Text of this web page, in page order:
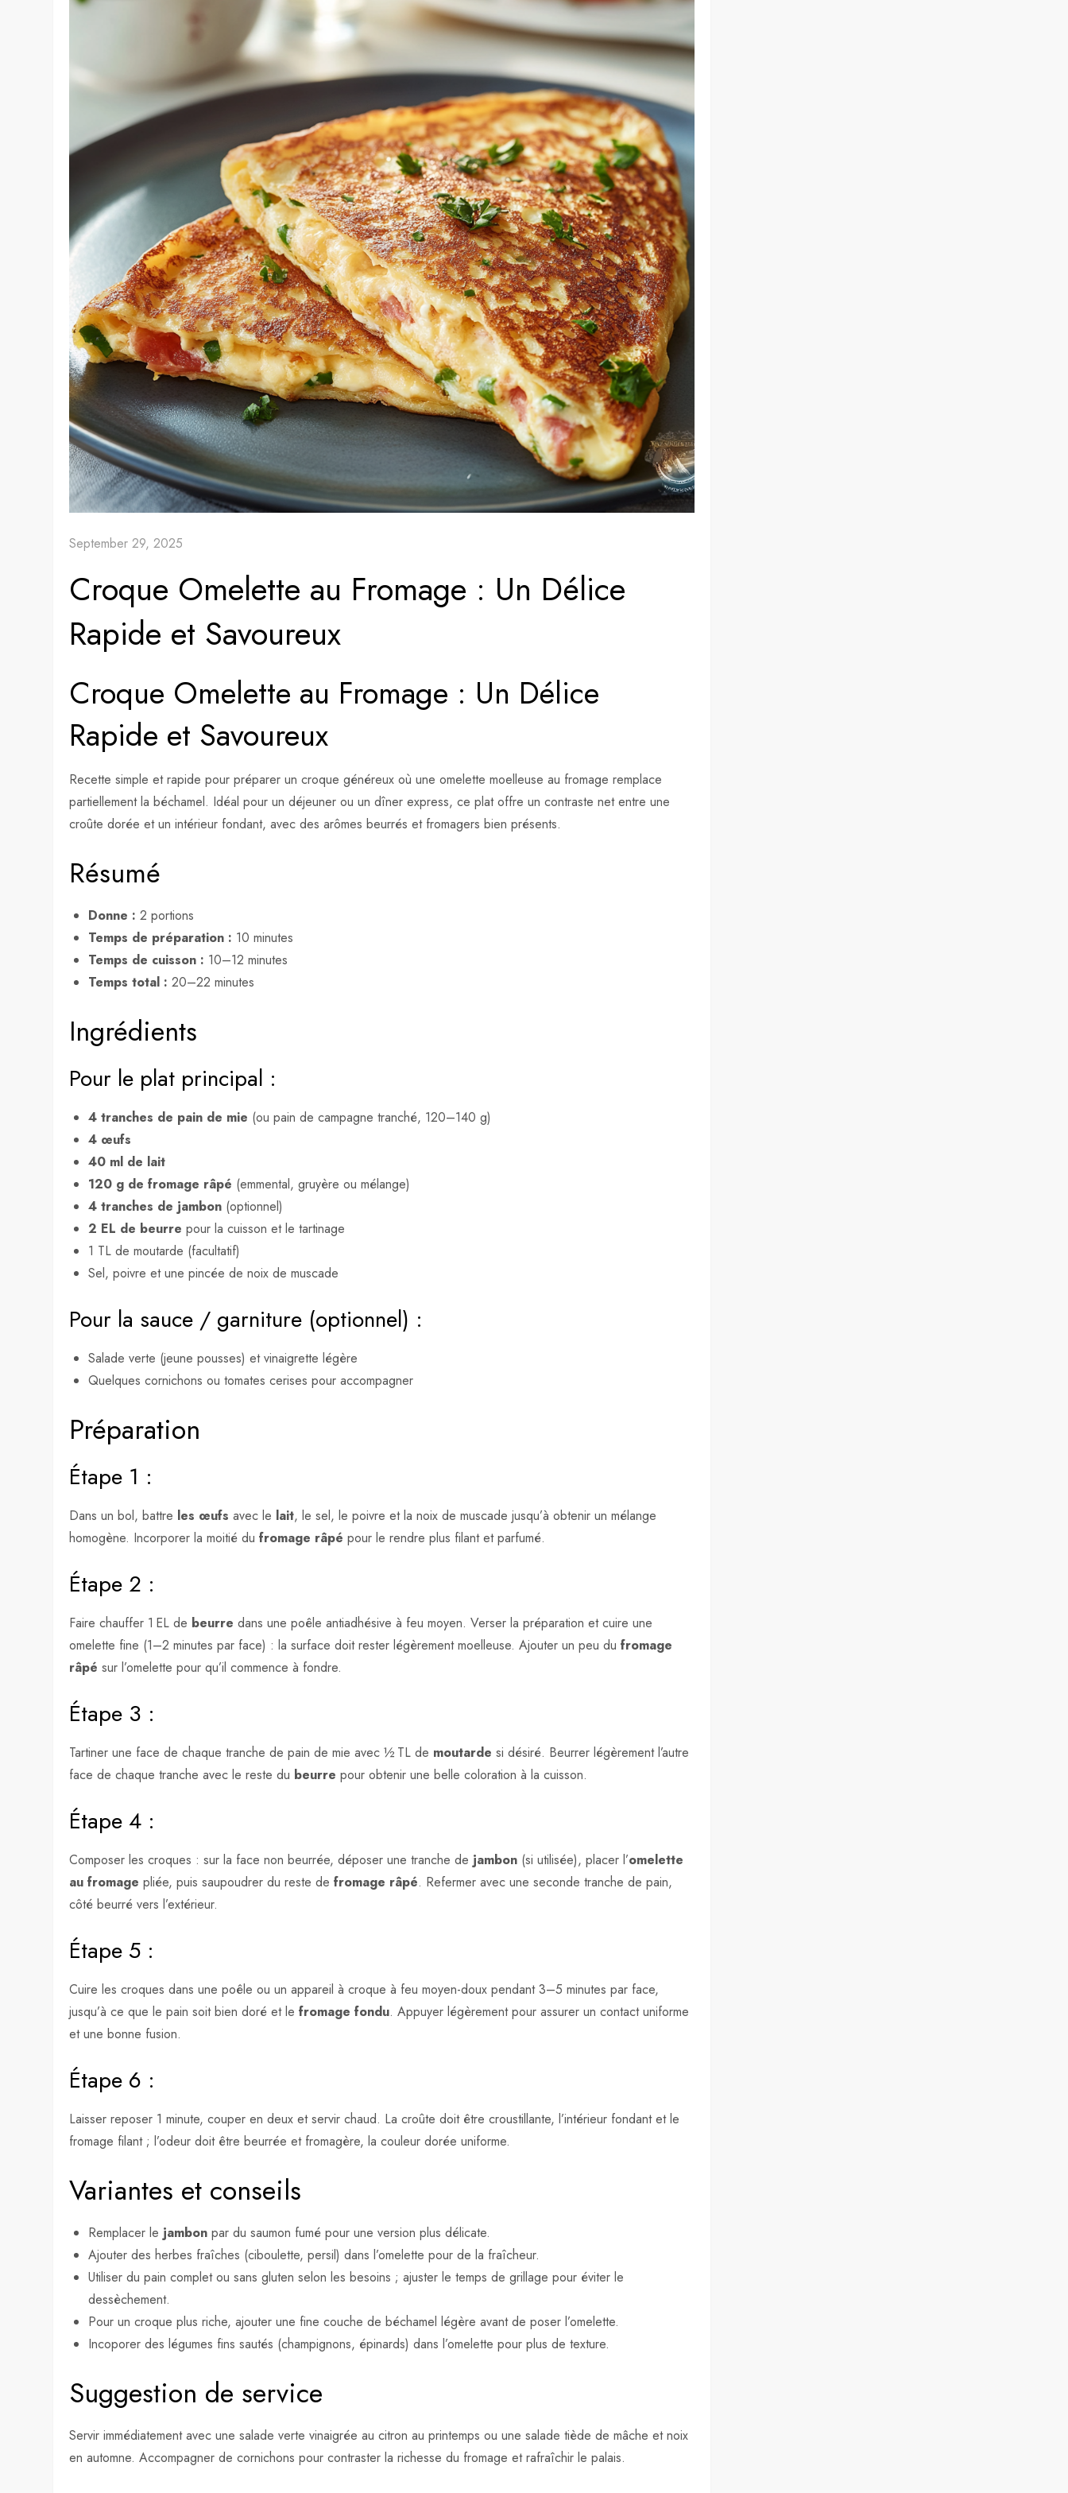
September 29, 2025
Croque Omelette au Fromage : Un Délice
Rapide et Savoureux
Croque Omelette au Fromage : Un Délice
Rapide et Savoureux
Recette simple et rapide pour préparer un croque généreux où une omelette moelleuse au fromage remplace
partiellement la béchamel. Idéal pour un déjeuner ou un dîner express, ce plat offre un contraste net entre une
croûte dorée et un intérieur fondant, avec des arômes beurrés et fromagers bien présents.
Résumé
Donne : 2 portions
Temps de préparation : 10 minutes
Temps de cuisson : 10–12 minutes
Temps total : 20–22 minutes
Ingrédients
Pour le plat principal :
4 tranches de pain de mie (ou pain de campagne tranché, 120–140 g)
4 œufs
40 ml de lait
120 g de fromage râpé (emmental, gruyère ou mélange)
4 tranches de jambon (optionnel)
2 EL de beurre pour la cuisson et le tartinage
1 TL de moutarde (facultatif)
Sel, poivre et une pincée de noix de muscade
Pour la sauce / garniture (optionnel) :
Salade verte (jeune pousses) et vinaigrette légère
Quelques cornichons ou tomates cerises pour accompagner
Préparation
Étape 1 :
Dans un bol, battre les œufs avec le lait, le sel, le poivre et la noix de muscade jusqu’à obtenir un mélange
homogène. Incorporer la moitié dufromage râpé pour le rendre plus filant et parfumé.
Étape 2 :
Faire chauffer 1 EL de beurre dans une poêle antiadhésive à feu moyen. Verser la préparation et cuire une
omelette fine (1–2 minutes par face) : la surface doit rester légèrement moelleuse. Ajouter un peu dufromage
râpé sur l’omelette pour qu’il commence à fondre.
Étape 3 :
Tartiner une face de chaque tranche de pain de mie avec ½ TL de moutarde si désiré. Beurrer légèrement l’autre
face de chaque tranche avec le reste du beurre pour obtenir une belle coloration à la cuisson.
Étape 4 :
Composer les croques : sur la face non beurrée, déposer une tranche de jambon (si utilisée), placer l’omelette
au fromage pliée, puis saupoudrer du reste defromage râpé. Refermer avec une seconde tranche de pain,
côté beurré vers l’extérieur.
Étape 5 :
Cuire les croques dans une poêle ou un appareil à croque à feu moyen-doux pendant 3–5 minutes par face,
jusqu’à ce que le pain soit bien doré et lefromage fondu. Appuyer légèrement pour assurer un contact uniforme
et une bonne fusion.
Étape 6 :
Laisser reposer 1 minute, couper en deux et servir chaud. La croûte doit être croustillante, l’intérieur fondant et le
fromage filant ; l’odeur doit être beurrée et fromagère, la couleur dorée uniforme.
Variantes et conseils
Remplacer le jambon par du saumon fumé pour une version plus délicate.
Ajouter des herbes fraîches (ciboulette, persil) dans l’omelette pour de la fraîcheur.
Utiliser du pain complet ou sans gluten selon les besoins ; ajuster le temps de grillage pour éviter le
dessèchement.
Pour un croque plus riche, ajouter une fine couche de béchamel légère avant de poser l’omelette.
Incoporer des légumes fins sautés (champignons, épinards) dans l’omelette pour plus de texture.
Suggestion de service
Servir immédiatement avec une salade verte vinaigrée au citron au printemps ou une salade tiède de mâche et noix
en automne. Accompagner de cornichons pour contraster la richesse du fromage et rafraîchir le palais.